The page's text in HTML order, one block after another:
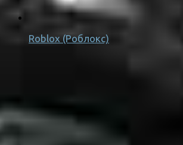
Roblox (Роблокс)